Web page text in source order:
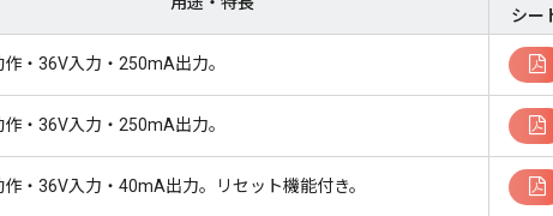
シー
作・36V入力・250mA出力。
作・36V入力・250mA出力。
作・36V入力・40mA出力。リセット機能付き。